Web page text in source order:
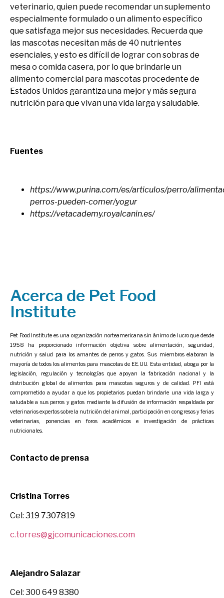
veterinario, quien puede recomendar un suplemento
especialmente formulado o un alimento específico
que satisfaga mejor sus necesidades. Recuerda que
las mascotas necesitan más de 40 nutrientes
esenciales, y esto es difícil de lograr con sobras de
mesa o comida casera, por lo que brindarle un
alimento comercial para mascotas procedente de
Estados Unidos garantiza una mejor y más segura
nutrición para que vivan una vida larga y saludable.
Fuentes
https://www.purina.com/es/articulos/perro/
perros-pueden-comer/yogur
https://vetacademy.royalcanin.es/
Acerca de Pet Food
Institute
Pet Food Institute es una organización norteamericana sin ánimo de lucro que desde
1958 ha proporcionado información objetiva sobre alimentación, seguridad,
nutrición y salud para los amantes de perros y gatos. Sus miembros elaboran la
mayoría de todos los alimentos para mascotas de EE.UU. Esta entidad, aboga por la
legislación, regulación y tecnologías que apoyan la fabricación nacional y la
distribución global de alimentos para mascotas seguros y de calidad. PFI está
comprometido a ayudar a que los propietarios puedan brindarle una vida larga y
saludable a sus perros y gatos mediante la difusión de información respaldada por
veterinarios expertos sobre la nutrición del animal, participación en congresos y ferias
veterinarias, ponencias en foros académicos e investigación de prácticas
nutricionales.
Contacto de prensa
Cristina Torres
Cel: 319 7307819
c.torres@gjcomunicaciones.com
Alejandro Salazar
Cel: 300 649 8380